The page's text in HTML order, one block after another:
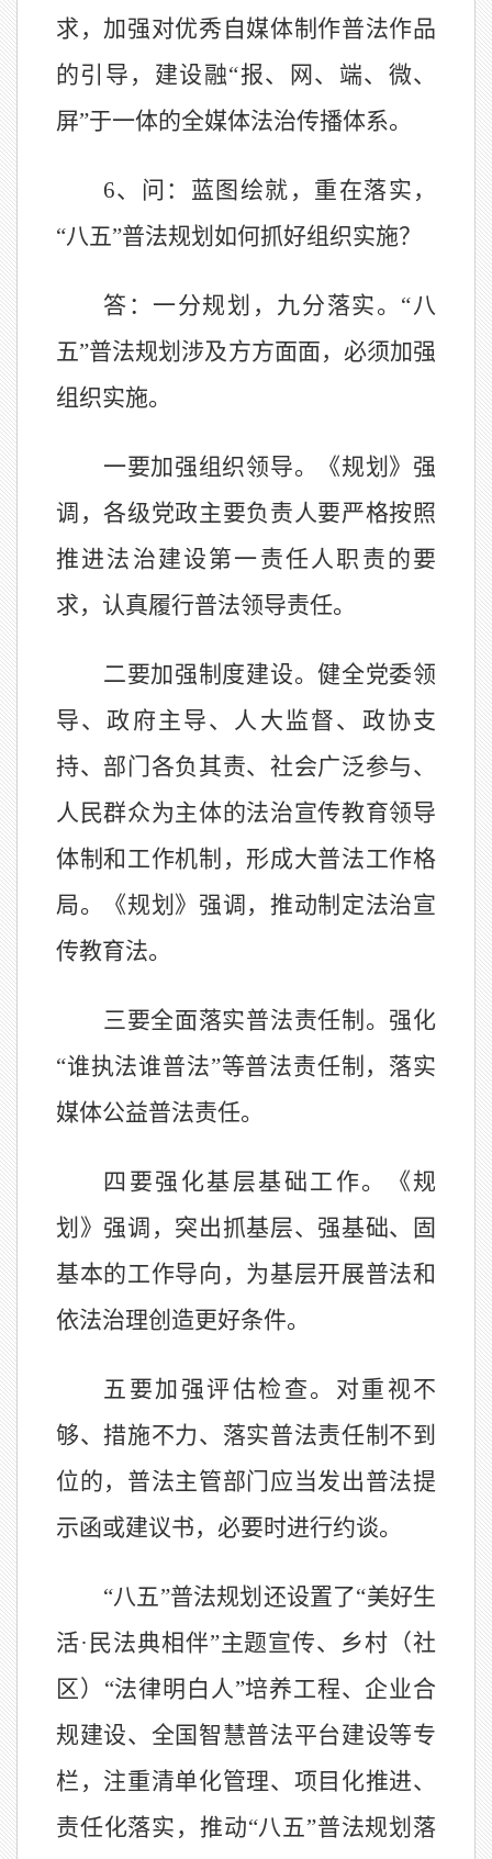
求，加强对优秀自媒体制作普法作品
的引导，建设融“报、网、端、微、
屏”于一体的全媒体法治传播体系。
6、问：蓝图绘就，重在落实，
“八五”普法规划如何抓好组织实施？
答：一分规划，九分落实。 “八
五”普法规划涉及方方面面，必须加强
组织实施。
一要加强组织领导。《规划》强
调，各级党政主要负责人要严格按照
推进法治建设第一责任人职责的要
求，认真履行普法领导责任。
二要加强制度建设。健全党委领
导、政府主导、人大监督、政协支
持、部门各负其责、社会广泛参与、
人民群众为主体的法治宣传教育领导
体制和工作机制，形成大普法工作格
局。《规划》强调，推动制定法治宣
传教育法。
三要全面落实普法责任制。强化
“谁执法谁普法”等普法责任制，落实
媒体公益普法责任。
四要强化基层基础工作。《规
划》强调，突出抓基层、强基础、固
基本的工作导向，为基层开展普法和
依法治理创造更好条件。
五要加强评估检查。对重视不
够、措施不力、落实普法责任制不到
位的，普法主管部门应当发出普法提
示函或建议书，必要时进行约谈。
“八五”普法规划还设置了“美好生
活·民法典相伴”主题宣传、乡村（社
区）“法律明白人”培养工程、企业合
规建设、全国智慧普法平台建设等专
栏，注重清单化管理、项目化推进、
责任化落实，推动“八五”普法规划落